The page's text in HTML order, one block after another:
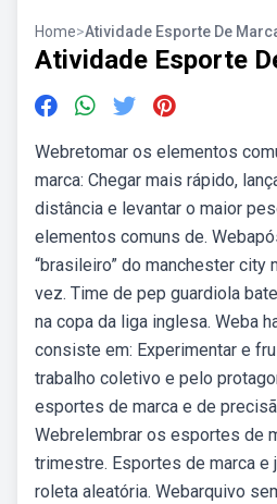
Home>Atividade Esporte De
Atividade Esporte
Webretomar os elementos
marca: Chegar mais rápido,
distância e levantar o maior
elementos comuns de.
“brasileiro” do manchester city
vez. Time de pep guardiola
na copa da liga inglesa. Weba
consiste em: Experimentar e
trabalho coletivo e pelo
esportes de marca e de
Webrelembrar os esportes de
trimestre. Esportes de marca e
roleta aleatória. Webarquivo